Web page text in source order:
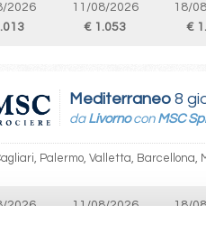
2026
11/08/2026
€ 1.053
18/
€
Mediterraneo 8
da Livornocon MSC
Palermo, Valletta, Barcellona,
2026
11/08/2026
18/